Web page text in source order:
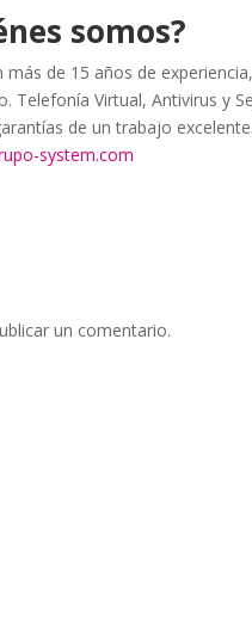
somos?
de 15 años de
Telefonía Virtual, Antivirus y
de un trabajo
system.com
un comentario.